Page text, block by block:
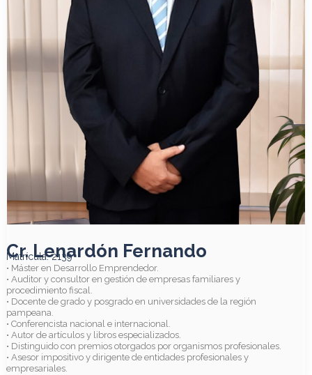
Cr. Lenardón Fernando
Matrícula: 2139
• Máster en Desarrollo Emprendedor.
• Auditor y consultor en gestión de empresas familiares y
procedimiento fiscal.
• Docente de grado y posgrado en universidades de la región
pampeana.
• Conferencista nacional e internacional.
• Autor de artículos y libros especializados.
• Distinguido con premios otorgados por organismos profesionales.
• Asesor impositivo y dirigente de entidades profesionales y
empresariales.